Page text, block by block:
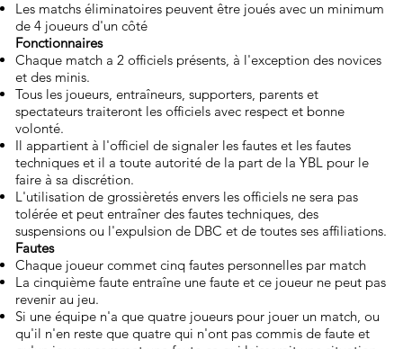
Les matchs éliminatoires peuvent être joués avec un minimum
de 4 joueurs d'un côté
Fonctionnaires
Chaque match a 2 officiels présents, à l'exception des novices
et des minis.
Tous les joueurs, entraîneurs, supporters, parents et
spectateurs traiteront les officiels avec respect et bonne
volonté.
Il appartient à l'officiel de signaler les fautes et les fautes
techniques et il a toute autorité de la part de la YBL pour le
faire à sa discrétion.
L'utilisation de grossièretés envers les officiels ne sera pas
tolérée et peut entraîner des fautes techniques, des
suspensions ou l'expulsion de DBC et de toutes ses affiliations.
Fautes
Chaque joueur commet cinq fautes personnelles par match
La cinquième faute entraîne une faute et ce joueur ne peut pas
revenir au jeu.
Si une équipe n'a que quatre joueurs pour jouer un match, ou
qu'il n'en reste que quatre qui n'ont pas commis de faute et